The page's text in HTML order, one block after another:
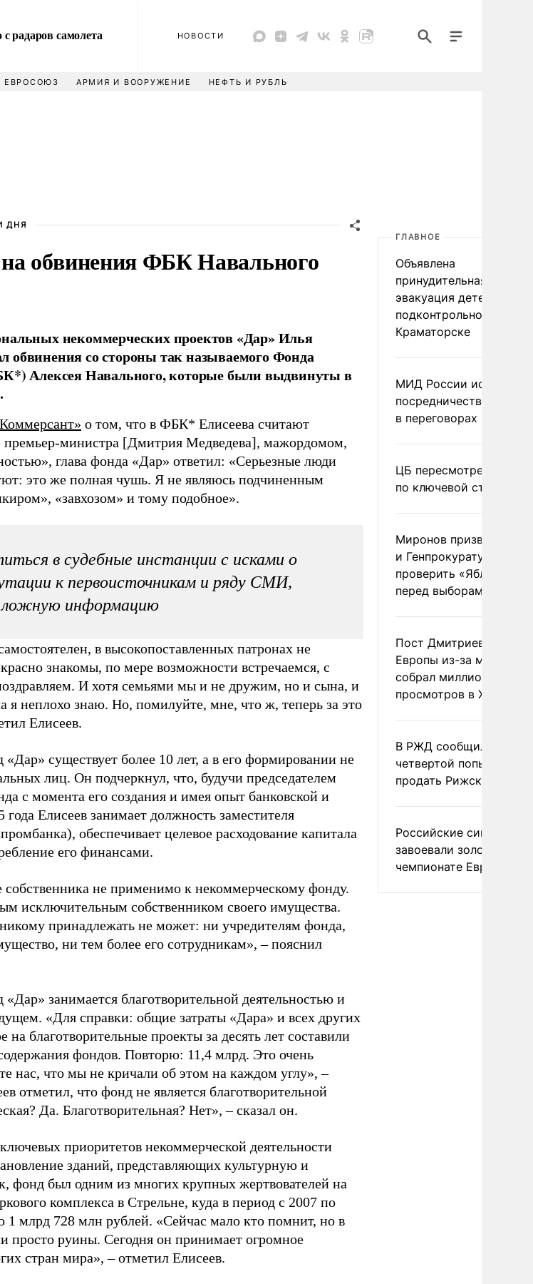
радаров самолета
НОВОСТИ
ЕВРОСОЮЗ АРМИЯ И ВООРУЖЕНИЕ НЕФТЬ И РУБЛЬ
ДНЯ
обвинения ФБК Навального
некоммерческих проектов «Дар» Илья
обвинения со стороны так называемого Фонда
Алексея Навального, которые были выдвинуты в
о том, что в ФБК* Елисеева считают
премьер-министра [Дмитрия Медведева], мажордомом,
глава фонда «Дар» ответил: «Серьезные люди
это же полная чушь. Я не являюсь подчиненным
«завхозом» и тому подобное».
в судебные инстанции с исками о
к первоисточникам и ряду СМИ,
информацию
в высокопоставленных патронах не
знакомы, по мере возможности встречаемся, с
И хотя семьями мы и не дружим, но и сына, и
я неплохо знаю. Но, помилуйте, мне, что ж, теперь за это
Елисеев.
«Дар» существует более 10 лет, а в его формировании не
лиц. Он подчеркнул, что, будучи председателем
с момента его создания и имея опыт банковской и
Елисеев занимает должность заместителя
обеспечивает целевое расходование капитала
его финансами.
собственника не применимо к некоммерческому фонду.
исключительным собственником своего имущества.
принадлежать не может: ни учредителям фонда,
ни тем более его сотрудникам», – пояснил
«Дар» занимается благотворительной деятельностью и
«Для справки: общие затраты «Дара» и всех других
на благотворительные проекты за десять лет составили
фондов. Повторю: 11,4 млрд. Это очень
нас, что мы не кричали об этом на каждом углу», –
отметил, что фонд не является благотворительной
Да. Благотворительная? Нет», – сказал он.
приоритетов некоммерческой деятельности
зданий, представляющих культурную и
фонд был одним из многих крупных жертвователей на
комплекса в Стрельне, куда в период с 2007 по
1 млрд 728 млн рублей. «Сейчас мало кто помнит, но в
просто руины. Сегодня он принимает огромное
стран мира», – отметил Елисеев.
ГЛАВНОЕ
Объявлена
принудительная
эвакуация детей в
подконтрольном Киеву
Краматорске
МИД России исключил
посредничество
в переговорах по
ЦБ пересмотрел
по ключевой ставке
Миронов призвал
и Генпрокуратуру
проверить «Яблоко»
перед выборами
Пост Дмитриева о
Европы из-за
собрал миллион
просмотров в X
В РЖД сообщили о
четвертой попытке
продать Рижский
Российские
завоевали золото на
чемпионате Европы